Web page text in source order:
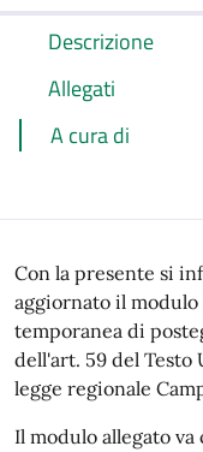
Descrizione
Allegati
A cura di
Con la presente si
aggiornato il
temporanea di
dell'art. 59 del Testo
legge regionale
Il modulo allegato